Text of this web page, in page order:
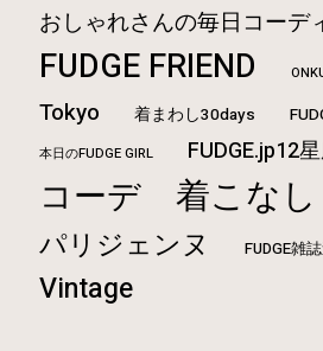
おしゃれさんの毎日コーデ
FUDGE FRIEND
Tokyo 着まわし30days
本日のFUDGE GIRL FUDGE.jp12
コーデ 着こなし
パリジェンヌ FUDGE雑
Vintage